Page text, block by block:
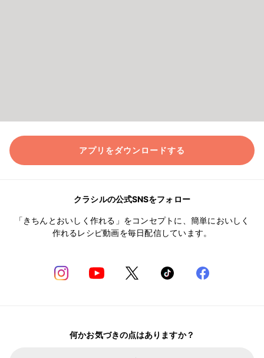
アプリをダウンロードする
クラシルの公式SNSをフォロー
「きちんとおいしく作れる」をコンセプトに、簡単においしく
作れるレシピ動画を毎日配信しています。
何かお気づきの点はありますか？